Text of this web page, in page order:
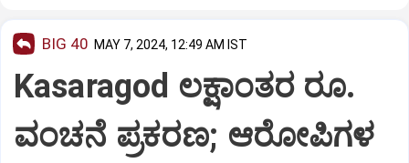
BIG 40 MAY 7, 2024, 12:49 AM IST
Kasaragod ಲಕ್ಷಾಂತರ ರೂ.
ವಂಚನೆ ಪ್ರಕರಣ; ಆರೋಪಿಗಳ